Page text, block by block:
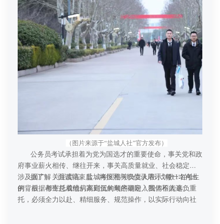
周到的人性化服务。
（图片来源于“盐城人社”官方发布）
公务员考试承担着为党为国选才的重要使命，事关党和政
府事业薪火相传、继往开来，事关高质量就业、社会稳定，
涉及面广，关注度高。盐城考区相关负责人表示“每一名考生
的背后，都寄托着他们家庭沉甸甸的期盼，我们不能辜负重
托，必须全力以赴、精细服务、规范操作，以实际行动向社
据了解，面试结束后，将按照与职位录用计划数1∶1的比
例，根据考生总成绩从高到低的顺序确定入围体检人选。